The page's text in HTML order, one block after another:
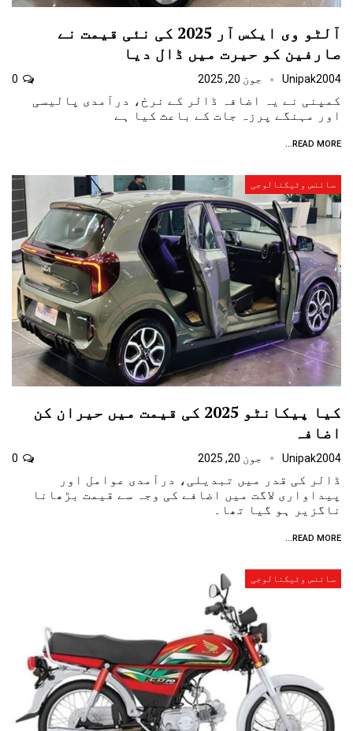
آلٹو وی ایکس آر 2025 کی نئی قیمت نے
صارفین کو حیرت میں ڈال دیا
Unipak2004 جون 20, 2025
کمپنی نے یہ اضافہ ڈالر کے نرخ، درآمدی پالیسی
اور مہنگے پرزہ جات کے باعث کیا ہے
READ MORE...
سائنس وٹیکنالوجی
کیا پیکانٹو 2025 کی قیمت میں حیران کن
اضافہ
Unipak2004 جون 20, 2025
ڈالر کی قدر میں تبدیلی، درآمدی عوامل اور
پیداواری لاگت میں اضافے کی وجہ سے قیمت بڑھانا
ناگزیر ہو گیا تھا۔
READ MORE...
سائنس وٹیکنالوجی